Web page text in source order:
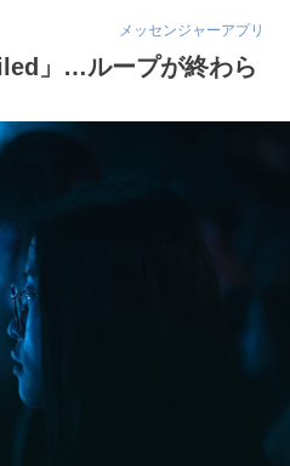
メッセンジャーアプリ
」…ループが終わら